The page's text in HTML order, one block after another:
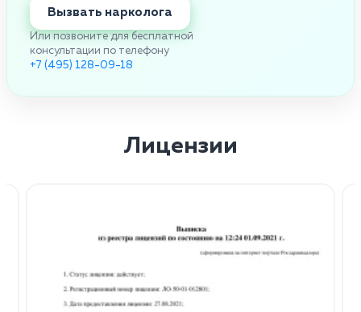
Вызвать нарколога
Или позвоните для бесплатной
консультации по телефону
+7 (495) 128-09-18
Лицензии